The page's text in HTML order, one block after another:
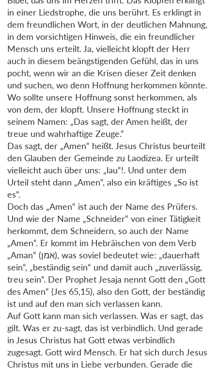
in einer Liedstrophe, die uns berührt. Es erklingt in
dem freundlichen Wort, in der deutlichen Mahnung,
in dem vorsichtigen Hinweis, die ein freundlicher
Mensch uns erteilt. Ja, vielleicht klopft der Herr
auch in diesem beängstigenden Gefühl, das in uns
pocht, wenn wir an die Krisen dieser Zeit denken
und suchen, wo denn Hoffnung herkommen könnte.
Wo sollte unsere Hoffnung sonst herkommen, als
von dem, der klopft. Unsere Hoffnung steckt in
seinem Namen: „Das sagt, der Amen heißt, der
treue und wahrhaftige Zeuge.“
Das sagt, der „Amen“ heißt. Jesus Christus beurteilt
den Glauben der Gemeinde zu Laodizea. Er urteilt
vielleicht auch über uns: „lau“!. Und unter dem
Urteil steht dann „Amen“, also ein kräftiges „So ist
es“.
Doch das „Amen“ ist auch der Name des Prüfers.
Und wie der Name „Schneider“ von einer Tätigkeit
herkommt, dem Schneidern, so auch der Name
„Amen“. Er kommt im Hebräischen von dem Verb
„Aman“ (אמן), was soviel bedeutet wie: „dauerhaft
sein“, „beständig sein“ und damit auch „zuverlässig,
treu sein“. Der Prophet Jesaja nennt Gott den „Gott
des Amen“ (Jes 65,15), also den Gott, der beständig
ist und auf den man sich verlassen kann.
Auf Gott kann man sich verlassen. Was er sagt, das
gilt. Was er zu-sagt, das ist verbindlich. Und gerade
in Jesus Christus hat Gott etwas verbindlich
zugesagt. Gott wird Mensch. Er hat sich durch Jesus
Christus mit uns in Liebe verbunden. Gerade die